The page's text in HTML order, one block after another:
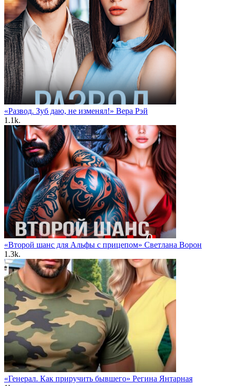
«Развод. Зуб даю, не изменял!» Вера Рэй
1.1k.
«Второй шанс для Альфы с прицепом» Светлана Ворон
1.3k.
«Генерал. Как приручить бывшего» Регина Янтарная